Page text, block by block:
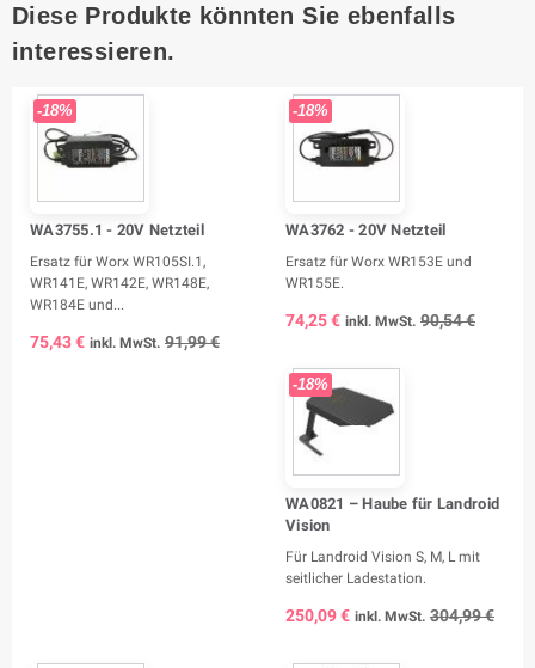
Diese Produkte könnten Sie ebenfalls
interessieren.
-18%
WA3755.1 - 20V Netzteil
Ersatz für Worx WR105SI.1,
WR141E, WR142E, WR148E,
WR184E und...
75,43 € inkl. MwSt. 91,99 €
-18%
WA3762 - 20V Netzteil
Ersatz für Worx WR153E und
WR155E.
74,25 € inkl. MwSt. 90,54 €
-18%
WA0821 – Haube für Landroid
Vision
Für Landroid Vision S, M, L mit
seitlicher Ladestation.
250,09 € inkl. MwSt. 304,99 €